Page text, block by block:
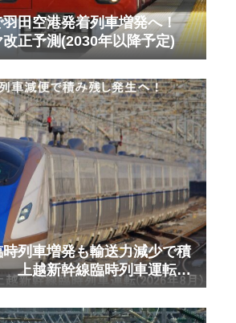
羽田空港発着列車増発へ！
正予測(2030年以降予定)
列車増発も輸送力減少で積
上越新幹線臨時列車運転